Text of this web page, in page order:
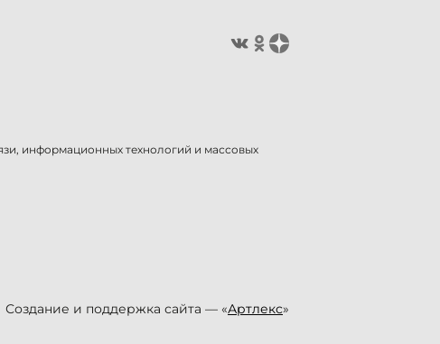
информационных технологий и массовых
Создание и поддержка сайта — «Артлекс»